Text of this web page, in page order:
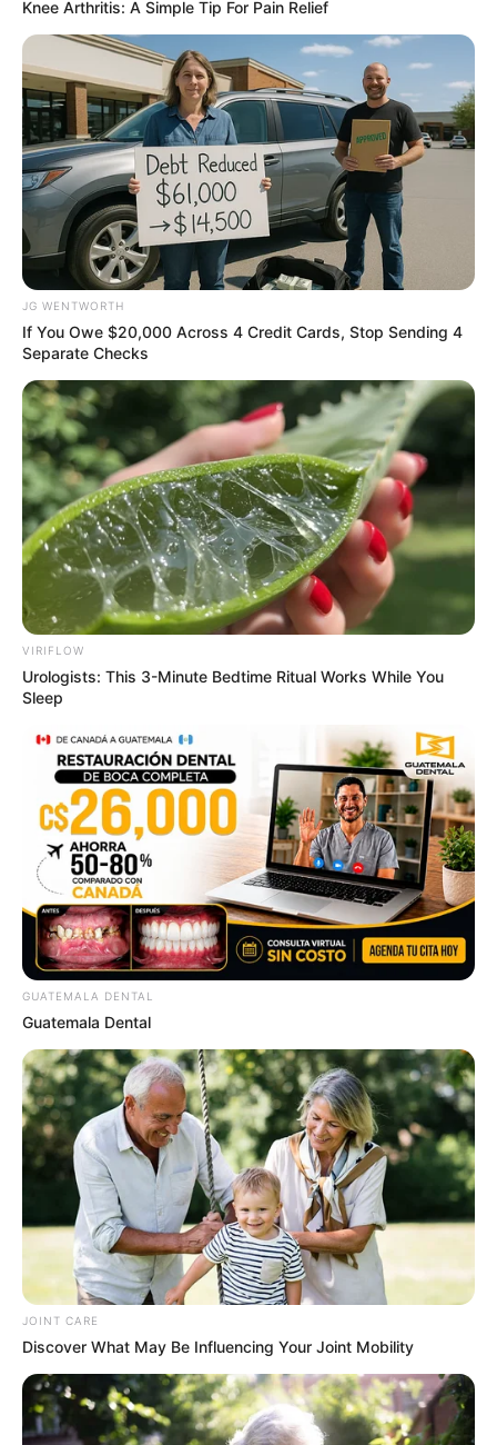
ER Doctor: "I Threw Out My Viagra After What I
Found On CVS Aisle 7"
FRIDAY PLANS
Groom Splits Pants In Viral Wedding Photo Disaster!
BUZZDAY
Remember Hensel Twins? Take A Deep Breath Before
You See Them Now
BUZZDAY
Colorado Elk's Surprising Response After Being
Freed From Tire
BUZZ DAY
แนะนำ
ดูดวง
ดูดวง
เบอร์โทร คน Keep look เป๊ะทุกมุมดูดี
ทุกองศา คุณล่ะมีเลขคู่นี้ไหม
ดูดวง
Knee Arthritis: A Simple Tip For Pain Relief
JG WENTWORTH
If You Owe $20,000 Across 4 Credit Cards, Stop Sending 4
Separate Checks
VIRIFLOW
Urologists: This 3-Minute Bedtime Ritual Works While You
Sleep
GUATEMALA DENTAL
Guatemala Dental
JOINT CARE
Discover What May Be Influencing Your Joint Mobility